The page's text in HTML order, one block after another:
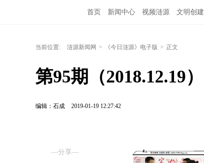
首页 新闻中心 视频涟源 文明创建
当前位置: 涟源新闻网 > 《今日涟源》电子版 > 正文
第95期（2018.12.19）
编辑：石成 2019-01-19 12:27:42
—分享—